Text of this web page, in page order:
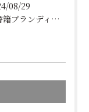
08/29
電子書籍ブランディングの新しいアプローチ: 成功の秘訣とは?